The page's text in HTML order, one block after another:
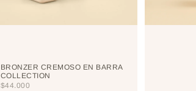
BRONZER CREMOSO EN BARRA
COLLECTION
PRECIO DE OFERTA
$44.000